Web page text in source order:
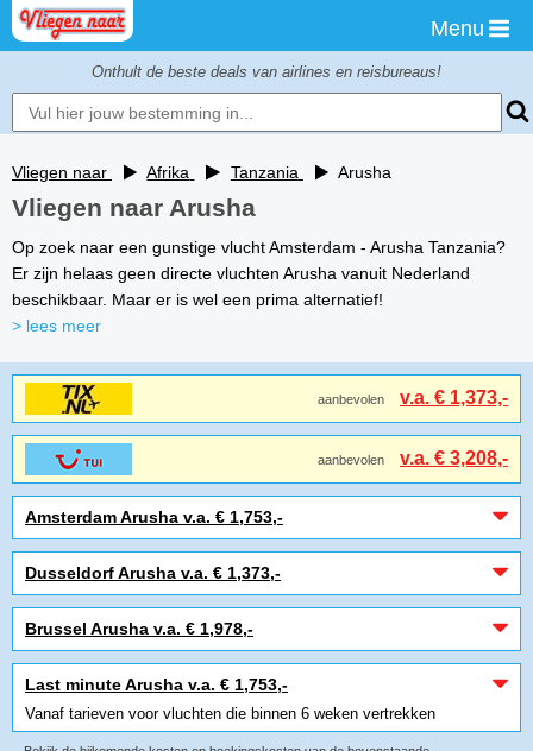
Menu
Onthult de beste deals van airlines en reisbureaus!
Vliegen naar Afrika Tanzania Arusha
Vliegen naar Arusha
Op zoek naar een gunstige vlucht Amsterdam - Arusha Tanzania?
Er zijn helaas geen directe vluchten Arusha vanuit Nederland
beschikbaar. Maar er is wel een prima alternatief!
> lees meer
aanbevolen v.a. € 1,373,-
aanbevolen v.a. € 3,208,-
Amsterdam Arusha v.a. € 1,753,-
Dusseldorf Arusha v.a. € 1,373,-
Brussel Arusha v.a. € 1,978,-
Last minute Arusha v.a. € 1,753,-
Vanaf tarieven voor vluchten die binnen 6 weken vertrekken